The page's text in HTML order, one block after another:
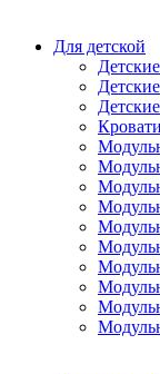
Для детской